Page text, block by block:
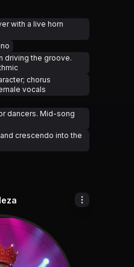
with a live horn
driving the groove.
chorus
vocals
dancers. Mid-song
crescendo into the